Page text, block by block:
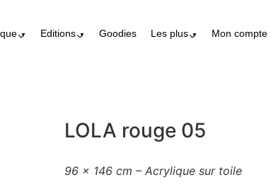
Editions Goodies Les plus Mon compte
LOLA rouge 05
96 x 146 cm – Acrylique sur toile